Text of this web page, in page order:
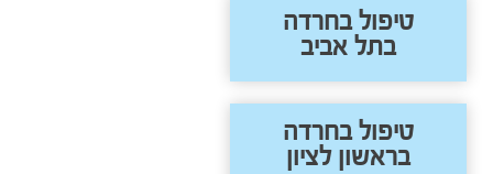
טיפול בחרדה
בתל אביב
טיפול בחרדה
בראשון לציון